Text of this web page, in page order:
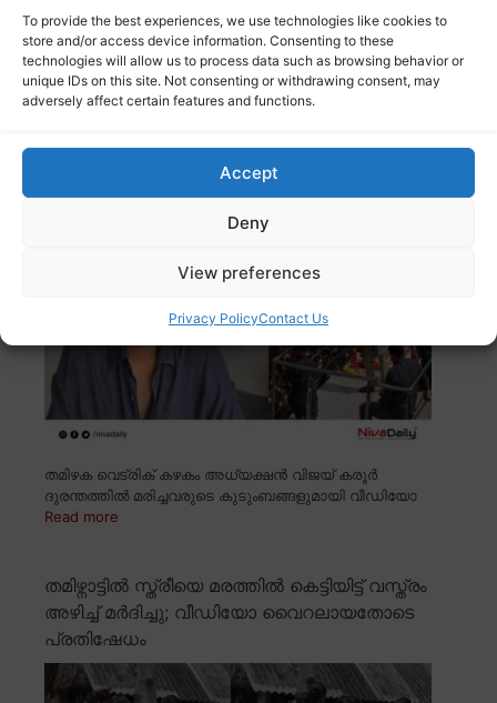
To provide the best experiences, we use technologies like cookies to
store and/or access device information. Consenting to these
technologies will allow us to process data such as browsing behavior or
unique IDs on this site. Not consenting or withdrawing consent, may
adversely affect certain features and functions.
Accept
Deny
View preferences
Privacy PolicyContact Us
തമിഴ്നാട്ടിലെ ആശുപത്രികളിൽ ഇനി രോഗികളില്ലെന്നും,
എല്ലാവരെയും മെഡിക്കൽ ഗുണഭോക്താക്കളായി
കണക്കാക്കുമെന്നും സർക്കാർ ഉത്തരവിറക്കി.Read more
വീഡിയോ കോളിൽ വിജയ്
തമിഴക വെട്രിക് കഴകം അധ്യക്ഷൻ വിജയ് കരൂർ
ദുരന്തത്തിൽ മരിച്ചവരുടെ കുടുംബങ്ങളുമായി വീഡിയോ
Read more
തമിഴ്നാട്ടിൽ സ്ത്രീയെ മരത്തിൽ കെട്ടിയിട്ട് വസ്ത്രം
അഴിച്ച് മർദിച്ചു; വീഡിയോ വൈറലായതോടെ
പ്രതിഷേധം